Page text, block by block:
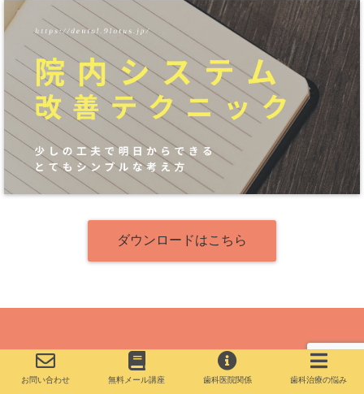
ダウンロードはこちら
お問い合わせ 無料メール講座 歯科医院関係 歯科治療の悩み
Copyright© 歯と歯科医院の相談室 , 2020 All Rights Reserved.